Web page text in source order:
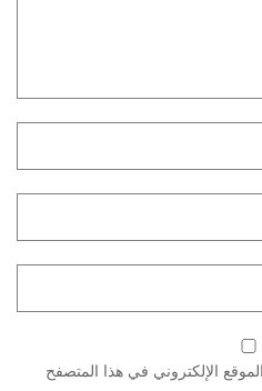
الإلكتروني في هذا المتصفح